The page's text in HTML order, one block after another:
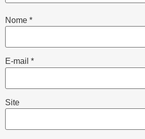
Nome *
E-mail *
Site